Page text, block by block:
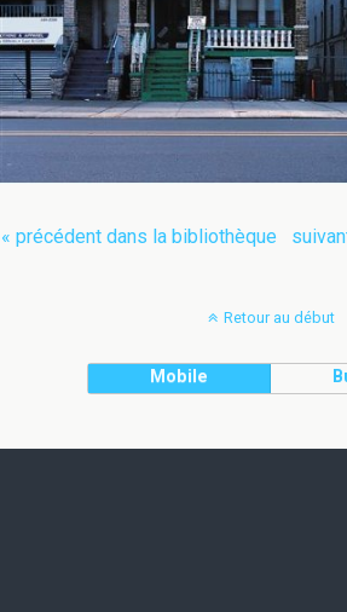
« précédent dans la bibliothèque
Retour au début
Mobile